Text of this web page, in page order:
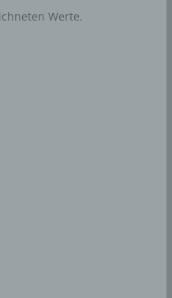
Werte.